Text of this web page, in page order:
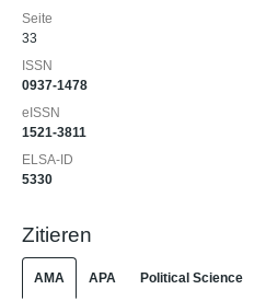
Seite
33
ISSN
0937-1478
eISSN
1521-3811
ELSA-ID
5330
Zitieren
AMA APA Political Science